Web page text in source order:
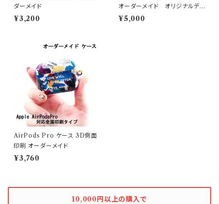
ダーメイド
¥3,200
オーダーメイド オリジナルデ
ザイン
¥5,000
AirPods Pro ケース 3D側面
印刷 オーダーメイド
¥3,760
10,000円以上の購入で